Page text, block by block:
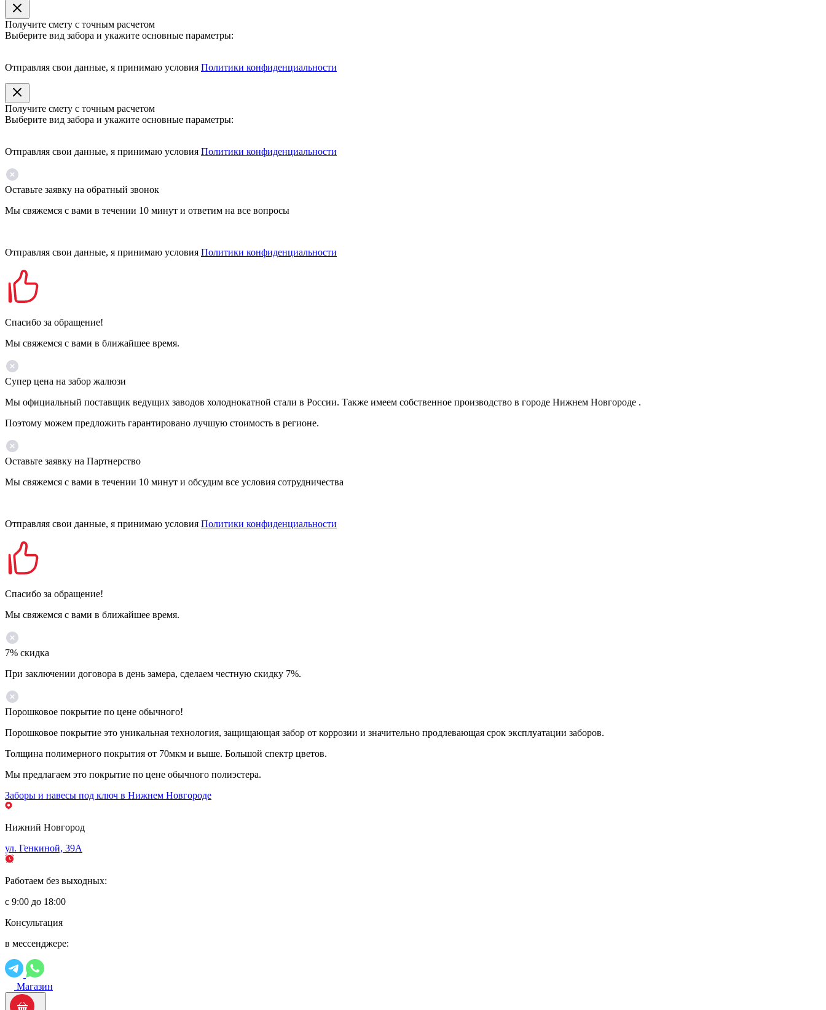
Получите смету с точным расчетом
Выберите вид забора и укажите основные параметры:
Отправляя свои данные, я принимаю условия Политики конфиденциальности
Получите смету с точным расчетом
Выберите вид забора и укажите основные параметры:
Отправляя свои данные, я принимаю условия Политики конфиденциальности
Оставьте заявку на обратный звонок
Мы свяжемся с вами в течении 10 минут и ответим на все вопросы
Отправляя свои данные, я принимаю условия Политики конфиденциальности
Спасибо за обращение!
Мы свяжемся с вами в ближайшее время.
Супер цена на забор жалюзи
Мы официальный поставщик ведущих заводов холоднокатной стали в России. Также имеем собственное производство в городе Нижнем Новгороде .
Поэтому можем предложить гарантировано лучшую стоимость в регионе.
Оставьте заявку на Партнерство
Мы свяжемся с вами в течении 10 минут и обсудим все условия сотрудничества
Отправляя свои данные, я принимаю условия Политики конфиденциальности
Спасибо за обращение!
Мы свяжемся с вами в ближайшее время.
7% скидка
При заключении договора в день замера, сделаем честную скидку 7%.
Порошковое покрытие по цене обычного!
Порошковое покрытие это уникальная технология, защищающая забор от коррозии и значительно продлевающая срок эксплуатации заборов.
Толщина полимерного покрытия от 70мкм и выше. Большой спектр цветов.
Мы предлагаем это покрытие по цене обычного полиэстера.
Заборы и навесы под ключ в Нижнем Новгороде
Нижний Новгород
ул. Генкиной, 39А
Работаем без выходных:
с 9:00 до 18:00
Консультация
в мессенджере:
Магазин